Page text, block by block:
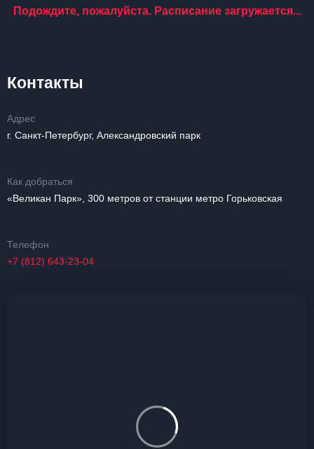
Подождите, пожалуйста. Расписание загружается...
Контакты
Адрес
г. Санкт-Петербург, Александровский парк
Как добраться
«Великан Парк», 300 метров от станции метро Горьковская
Телефон
+7 (812) 643-23-04